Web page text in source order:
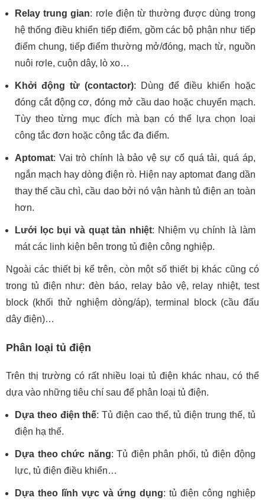
Relay trung gian: rơle điện từ thường được dùng trong
hệ thống điều khiển tiếp điểm, gồm các bộ phận như tiếp
điểm chung, tiếp điểm thường mở/đóng, mạch từ, nguồn
nuôi rơle, cuộn dây, lò xo…
Khởi động từ (contactor): Dùng để điều khiển hoặc
đóng cắt động cơ, đóng mở cầu dao hoặc chuyển mạch.
Tùy theo từng mục đích mà bạn có thể lựa chọn loại
công tắc đơn hoặc công tắc đa điểm.
Aptomat: Vai trò chính là bảo vệ sự cố quá tải, quá áp,
ngắn mạch hay dòng điện rò. Hiện nay aptomat đang dần
thay thế cầu chì, cầu dao bởi nó vận hành tủ điện an toàn
hơn.
Lưới lọc bụi và quạt tản nhiệt: Nhiệm vụ chính là làm
mát các linh kiện bên trong tủ điện công nghiệp.
Ngoài các thiết bị kể trên, còn một số thiết bị khác cũng có
trong tủ điện như: đèn báo, relay bảo vệ, relay nhiệt, test
block (khối thử nghiệm dòng/áp), terminal block (cầu đấu
dây điện)…
Phân loại tủ điện
Trên thị trường có rất nhiều loại tủ điện khác nhau, có thể
dựa vào những tiêu chí sau để phân loại tủ điện.
Dựa theo điện thế: Tủ điện cao thế, tủ điện trung thế, tủ
điện hạ thế.
Dựa theo chức năng: Tủ điện phân phối, tủ điện động
lực, tủ điện điều khiển…
Dựa theo lĩnh vực và ứng dụng: tủ điện công nghiệp